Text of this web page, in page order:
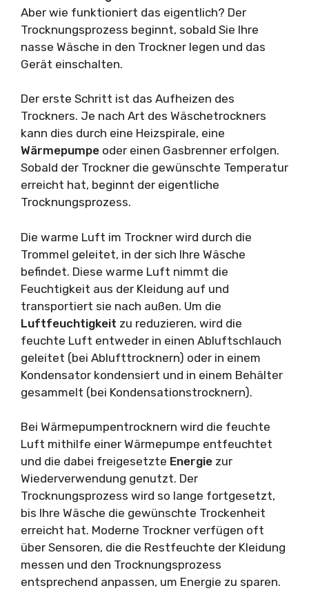
Aber wie funktioniert das eigentlich? Der
Trocknungsprozess beginnt, sobald Sie Ihre
nasse Wäsche in den Trockner legen und das
Gerät einschalten.
Der erste Schritt ist das Aufheizen des
Trockners. Je nach Art des Wäschetrockners
kann dies durch eine Heizspirale, eine
Wärmepumpe oder einen Gasbrenner erfolgen.
Sobald der Trockner die gewünschte Temperatur
erreicht hat, beginnt der eigentliche
Trocknungsprozess.
Die warme Luft im Trockner wird durch die
Trommel geleitet, in der sich Ihre Wäsche
befindet. Diese warme Luft nimmt die
Feuchtigkeit aus der Kleidung auf und
transportiert sie nach außen. Um die
Luftfeuchtigkeit zu reduzieren, wird die
feuchte Luft entweder in einen Abluftschlauch
geleitet (bei Ablufttrocknern) oder in einem
Kondensator kondensiert und in einem Behälter
gesammelt (bei Kondensationstrocknern).
Bei Wärmepumpentrocknern wird die feuchte
Luft mithilfe einer Wärmepumpe entfeuchtet
und die dabei freigesetzte Energie zur
Wiederverwendung genutzt. Der
Trocknungsprozess wird so lange fortgesetzt,
bis Ihre Wäsche die gewünschte Trockenheit
erreicht hat. Moderne Trockner verfügen oft
über Sensoren, die die Restfeuchte der Kleidung
messen und den Trocknungsprozess
entsprechend anpassen, um Energie zu sparen.